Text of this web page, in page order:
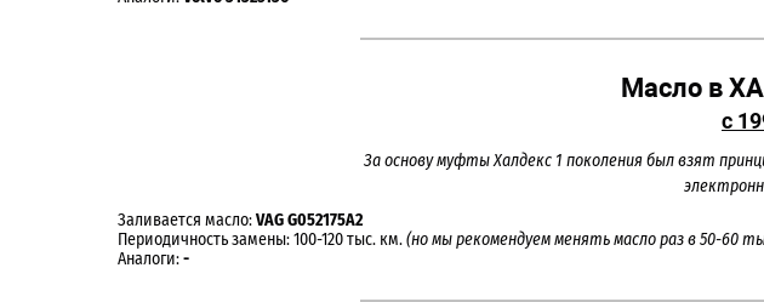
Масло в
с
За основу муфты Халдекс 1 поколения был взят
Заливается масло:VAG G052175A2
Периодичность замены: 100-120 тыс. км.(но мы рекомендуем менять масло раз в 50-60
Аналоги:-